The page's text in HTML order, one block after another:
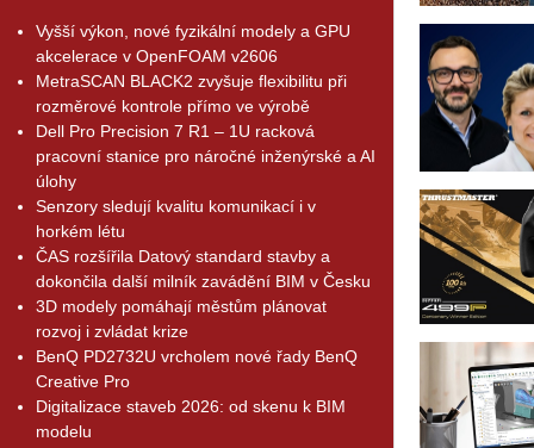
Vyšší výkon, nové fyzikální modely a GPU
akcelerace v OpenFOAM v2606
MetraSCAN BLACK2 zvyšuje flexibilitu při
rozměrové kontrole přímo ve výrobě
Dell Pro Precision 7 R1 – 1U racková
pracovní stanice pro náročné inženýrské a AI
úlohy
Senzory sledují kvalitu komunikací i v
horkém létu
ČAS rozšířila Datový standard stavby a
dokončila další milník zavádění BIM v Česku
3D modely pomáhají městům plánovat
rozvoj i zvládat krize
BenQ PD2732U vrcholem nové řady BenQ
Creative Pro
Digitalizace staveb 2026: od skenu k BIM
modelu